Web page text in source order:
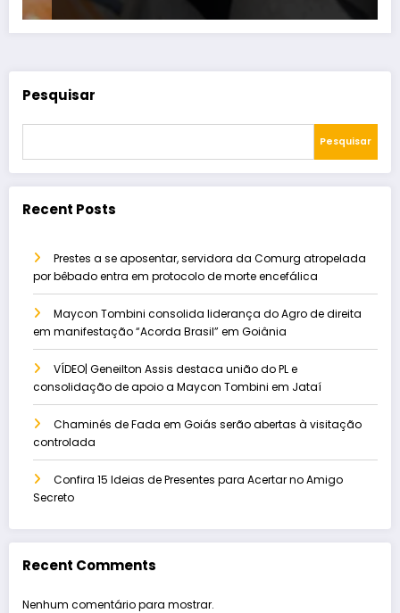
Pesquisar
Pesquisar
Recent Posts
Prestes a se aposentar, servidora da Comurg atropelada
por bêbado entra em protocolo de morte encefálica
Maycon Tombini consolida liderança do Agro de direita
em manifestação “Acorda Brasil” em Goiânia
VÍDEO| Geneilton Assis destaca união do PL e
consolidação de apoio a Maycon Tombini em Jataí
Chaminés de Fada em Goiás serão abertas à visitação
controlada
Confira 15 Ideias de Presentes para Acertar no Amigo
Secreto
Recent Comments
Nenhum comentário para mostrar.